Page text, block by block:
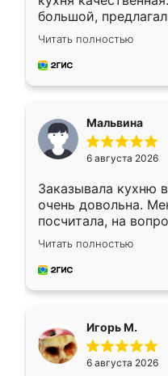
большой,
Ждал меньше
руками. По цене
Рекомендую!
Читать полностью
Мальвина
6 августа 2026
Заказывала кухню
очень довольна.
посчитала, на
Замерщик приехал
делу со всей
за день, ребята
Читать полностью
Игорь М.
6 августа 2026